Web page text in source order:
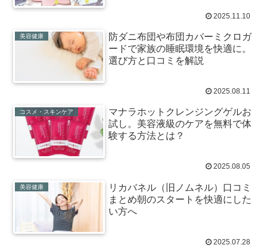
2025.11.10
美容健康
防ダニ布団や布団カバーミクロガ
ードで家族の睡眠環境を快適に。
選び方と口コミを解説
2025.08.11
コスメ・スキンケア
マナラホットクレンジングゲルお
試し。美容液級のケアを無料で体
験する方法とは？
2025.08.05
美容健康
リカバネル（旧ノムネル）口コミ
まとめ朝のスタートを快適にした
い方へ
2025.07.28